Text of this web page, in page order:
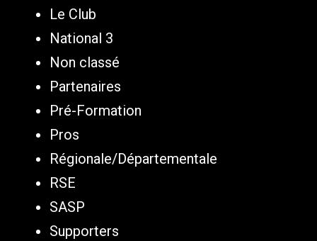
Le Club
National 3
Non classé
Partenaires
Pré-Formation
Pros
Régionale/Départementale
RSE
SASP
Supporters